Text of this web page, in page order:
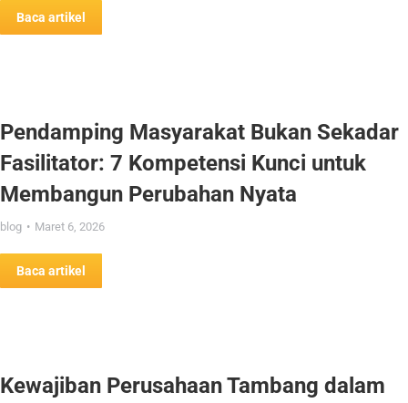
Baca artikel
Pendamping Masyarakat Bukan Sekadar
Fasilitator: 7 Kompetensi Kunci untuk
Membangun Perubahan Nyata
blog Maret 6, 2026
Baca artikel
Kewajiban Perusahaan Tambang dalam